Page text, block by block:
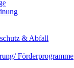
& Abfall
Förderprogramme